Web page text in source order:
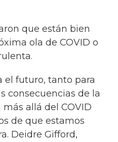
que están bien
ola de COVID o
el futuro, tanto para
consecuencias de la
allá del COVID
de que estamos
Deidre Gifford,